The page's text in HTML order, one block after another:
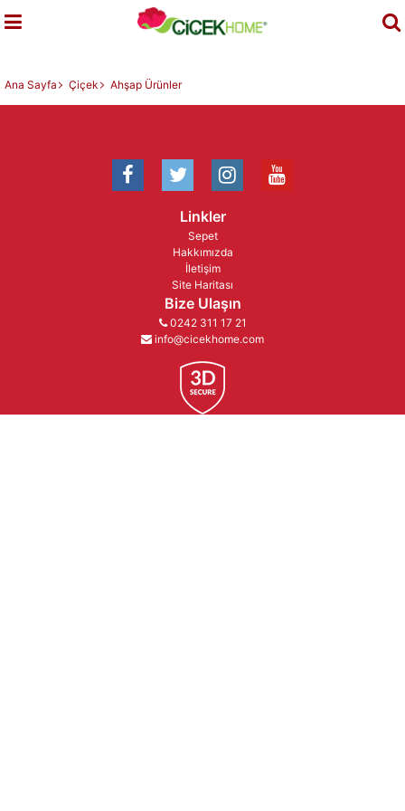
Ana Sayfa Çiçek Ahşap Ürünler
Linkler
Sepet
Hakkımızda
İletişim
Site Haritası
Bize Ulaşın
0242 311 17 21
info@cicekhome.com